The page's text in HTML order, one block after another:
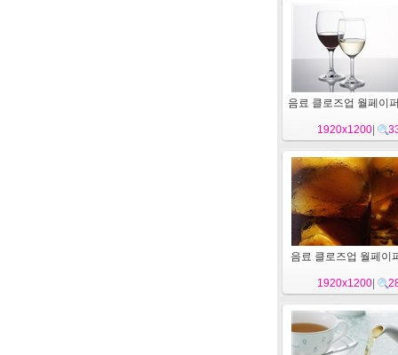
음료 클로즈업 월페이
1920x1200
음료 클로즈업 월페이
1920x1200